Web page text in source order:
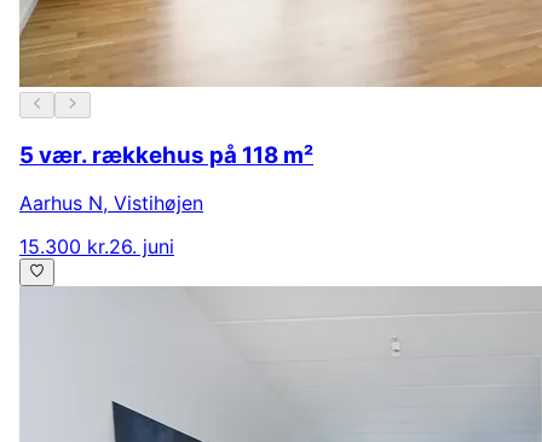
5 vær. rækkehus på 118 m²
Aarhus N, Vistihøjen
15.300 kr.26. juni